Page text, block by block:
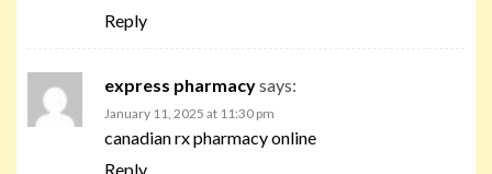
Reply
express pharmacysays:
January 11, 2025 at 11:30 pm
canadian rx pharmacy online
Reply